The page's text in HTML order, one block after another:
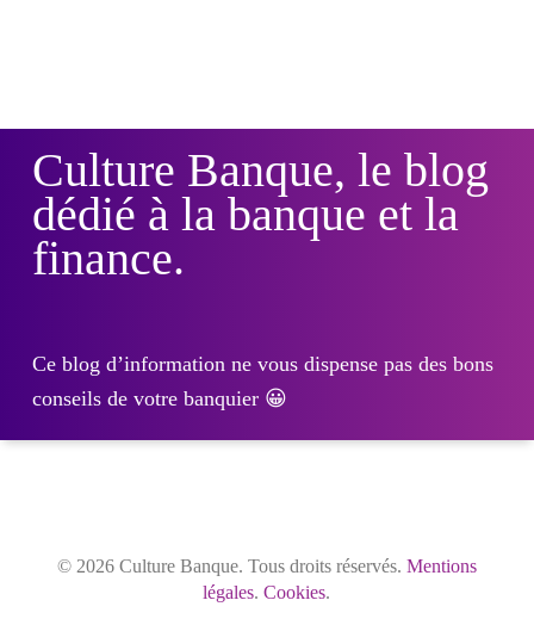
Culture Banque, le blog
dédié à la banque et la
finance.
Ce blog d’information ne vous dispense pas des bons
conseils de votre banquier 😀
© 2026 Culture Banque. Tous droits réservés. Mentions
légales.Cookies.